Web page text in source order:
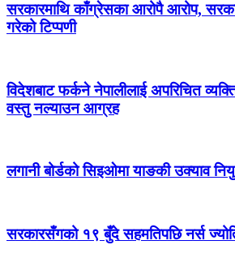
सरकारमाथि काँग्रेसका आरोपै आरोप,
गरेको टिप्पणी
विदेशबाट फर्कने नेपालीलाई अपरिचित
वस्तु नल्याउन आग्रह
लगानी बोर्डको सिइओमा याङकी उक्याव
सरकारसँगको १९ बुँदे सहमतिपछि नर्स